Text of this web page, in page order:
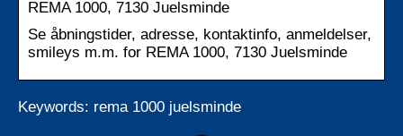
REMA 1000, 7130 Juelsminde
Se åbningstider, adresse, kontaktinfo, anmeldelser,
smileys m.m. for REMA 1000, 7130 Juelsminde
Keywords: rema 1000 juelsminde